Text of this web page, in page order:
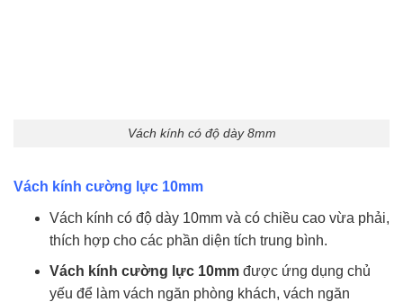
Vách kính có độ dày 8mm
Vách kính cường lực 10mm
Vách kính có độ dày 10mm và có chiều cao vừa phải,
thích hợp cho các phần diện tích trung bình.
Vách kính cường lực 10mm được ứng dụng chủ
yếu để làm vách ngăn phòng khách, vách ngăn